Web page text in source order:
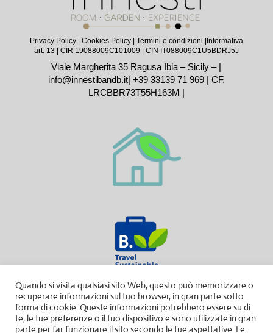
Privacy Policy| Cookies Policy| Termini e condizioni |
Informativa
art. 13 | CIR 19088009C101009 | CIN IT088009C1U5BDRJ5J
Viale Margherita 35 Ragusa Ibla – Sicily – |
info@innestibandb.it| +39 33139 71 969| CF.
LRCBBR73T55H163M |
Quando si visita qualsiasi sito Web, questo può memorizzare o
recuperare informazioni sul tuo browser, in gran parte sotto
forma di cookie. Queste informazioni potrebbero essere su di
te, le tue preferenze o il tuo dispositivo e sono utilizzate in gran
parte per far funzionare il sito secondo le tue aspettative. Le